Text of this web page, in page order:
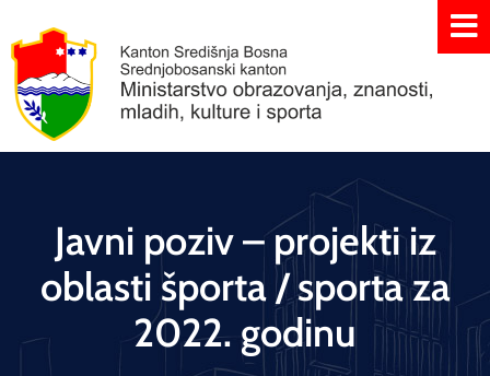
Javni poziv – projekti iz
oblasti športa / sporta za
2022. godinu